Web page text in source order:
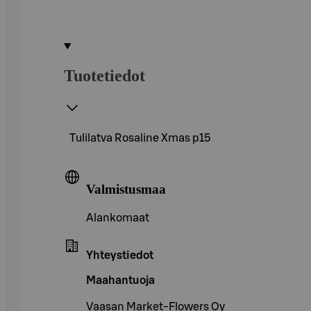
Tuotetiedot
Tulilatva Rosaline Xmas p15
Valmistusmaa
Alankomaat
Yhteystiedot
Maahantuoja
Vaasan Market-Flowers Oy